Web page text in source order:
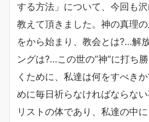
する方法」について、今回も沢
教えて頂きました。神の真理
をから始まり、教会とは?…解
ングは?…この世の”神”に打ち
くために、私達は何をすべき
めに毎日祈らなければならな
リストの体であり、私達の中